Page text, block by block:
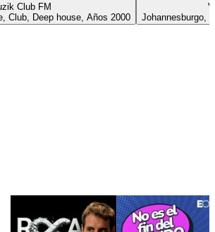
Club FM
Club, Deep house, Años 2000
Johannesburgo,